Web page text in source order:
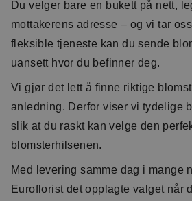
Du velger bare en bukett på nett,
mottakerens adresse – og vi tar
fleksible tjeneste kan du sende
uansett hvor du befinner deg.
Vi gjør det lett å finne riktige
anledning. Derfor viser vi tydelige
slik at du raskt kan velge den
blomsterhilsenen.
Med levering samme dag i mange
Euroflorist det opplagte valget når